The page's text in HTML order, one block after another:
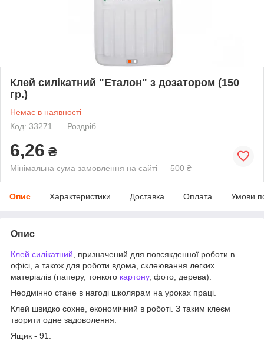
Клей силікатний "Еталон" з дозатором (150
гр.)
Немає в наявності
Код: 33271
Роздріб
6,26 ₴
Мінімальна сума замовлення на сайті — 500 ₴
Опис Характеристики Доставка Оплата Умови
Опис
Клей силікатний , призначений для повсякденної роботи в
офісі, а також для роботи вдома, склеювання легких
матеріалів (паперу, тонкого картону, фото, дерева).
Неодмінно стане в нагоді школярам на уроках праці.
Клей швидко сохне, економічний в роботі. З таким клеєм
творити одне задоволення.
Ящик - 91.